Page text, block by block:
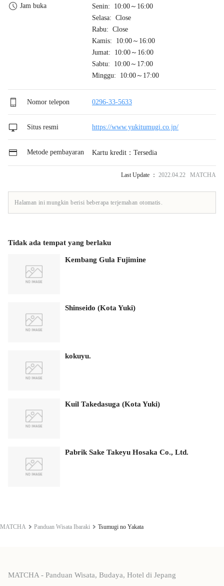
Jam buka
Senin: 10:00～16:00
Selasa: Close
Rabu: Close
Kamis: 10:00～16:00
Jumat: 10:00～16:00
Sabtu: 10:00～17:00
Minggu: 10:00～17:00
Nomor telepon 0296-33-5633
Situs resmi https://www.yukitumugi.co.jp/
Metode pembayaran Kartu kredit：Tersedia
Last Update ： 2022.04.22 MATCHA
Halaman ini mungkin berisi beberapa terjemahan otomatis.
Tidak ada tempat yang berlaku
Kembang Gula Fujimine
Shinseido (Kota Yuki)
kokuyu.
Kuil Takedasuga (Kota Yuki)
Pabrik Sake Takeyu Hosaka Co., Ltd.
MATCHA Panduan Wisata Ibaraki Tsumugi no Yakata
MATCHA - Panduan Wisata, Budaya, Hotel di Jepang